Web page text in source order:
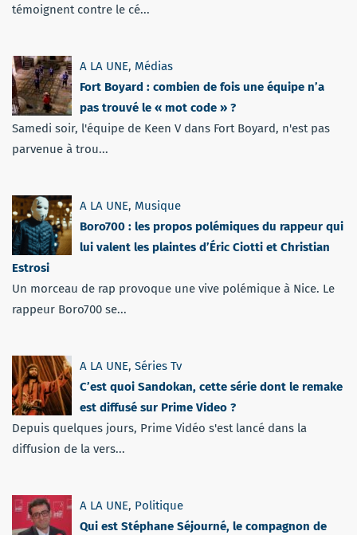
témoignent contre le cé...
A LA UNE, Médias
Fort Boyard : combien de fois une équipe n’a
pas trouvé le « mot code » ?
Samedi soir, l'équipe de Keen V dans Fort Boyard, n'est pas
parvenue à trou...
A LA UNE, Musique
Boro700 : les propos polémiques du rappeur qui
lui valent les plaintes d’Éric Ciotti et Christian
Estrosi
Un morceau de rap provoque une vive polémique à Nice. Le
rappeur Boro700 se...
A LA UNE, Séries Tv
C’est quoi Sandokan, cette série dont le remake
est diffusé sur Prime Video ?
Depuis quelques jours, Prime Vidéo s'est lancé dans la
diffusion de la vers...
A LA UNE, Politique
Qui est Stéphane Séjourné, le compagnon de